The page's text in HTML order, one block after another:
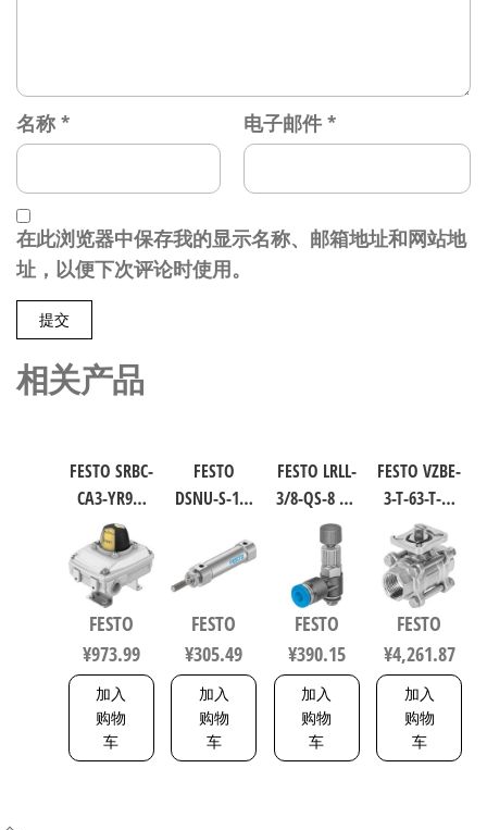
名称 * 电子邮件 *
在此浏览器中保存我的显示名称、邮箱地址和网站地
址，以便下次评论时使用。
相关产品
FESTO SRBC-
CA3-YR90-
MW-1-1WG-
C2-EX6 工业
自动化零
部件 规格1
8137093
FESTO
¥973.99
加入
购物
车
FESTO
DSNU-S-16-
气缸 行程
40mm 缸径
ISO 6432 /
CETOP RP 52
P 5216093
FESTO
¥305.49
加入
购物
车
FESTO LRLL-
3/8-QS-8 气
源处理元
件 规格8
153505
FESTO
¥390.15
加入
购物
车
FESTO VZBE-
3-T-63-T-2-
F0710-
V15V16 不
锈钢球阀
行程63mm
符合ISO
5211 0710
FESTO
¥4,261.87
加入
购物
车